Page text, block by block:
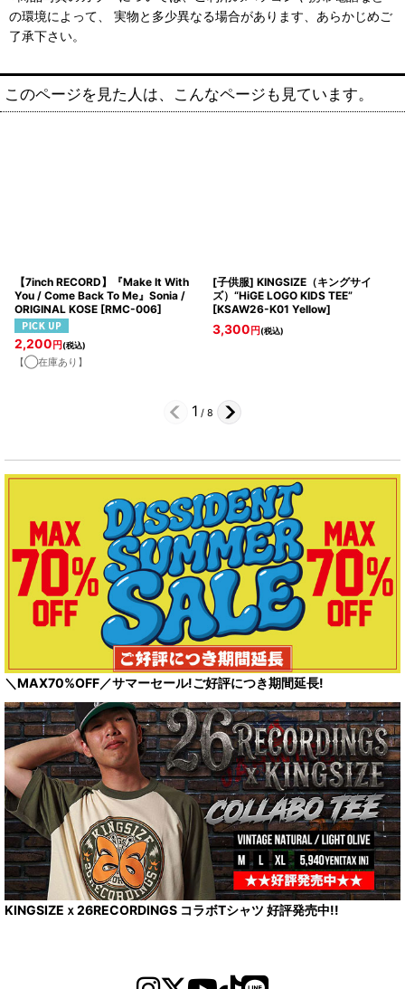
の環境によって、 実物と多少異なる場合があります、あらかじめご
了承下さい。
このページを見た人は、こんなページも見ています。
【7inch RECORD】『Make It With
You / Come Back To Me』Sonia /
ORIGINAL KOSE [RMC-006]
2,200 円(税込)
【◯在庫あり】
[子供服] KINGSIZE（キングサイ
ズ）“HiGE LOGO KIDS TEE”
[KSAW26-K01 Yellow]
3,300 円(税込)
1 / 8
＼MAX70%OFF／サマーセール!ご好評につき期間延長!
KINGSIZEｘ26RECORDINGS コラボTシャツ 好評発売中!!